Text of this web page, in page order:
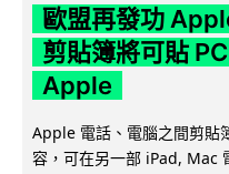
歐盟再發功
剪貼簿將可貼
Apple
Apple 電話、電腦之間剪貼
容，可在另一部 iPad, Mac